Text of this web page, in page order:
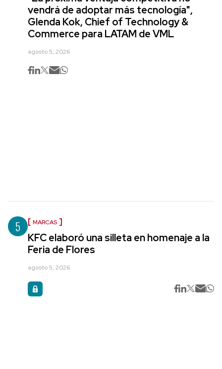
vendrá de adoptar más tecnología",
Glenda Kok, Chief of Technology &
Commerce para LATAM de VML
agosto 5, 2026
5 MARCAS
KFC elaboró una silleta en homenaje a la
Feria de Flores
agosto 5, 2026